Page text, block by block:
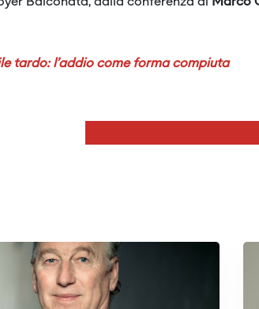
tardo: l’addio come forma compiuta